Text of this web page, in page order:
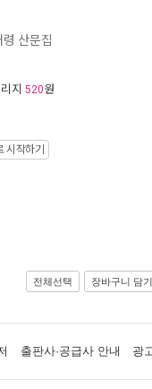
령 산문집
지 520원
시작하기
전체선택 장바구니 담기
출판사·공급사 안내 광